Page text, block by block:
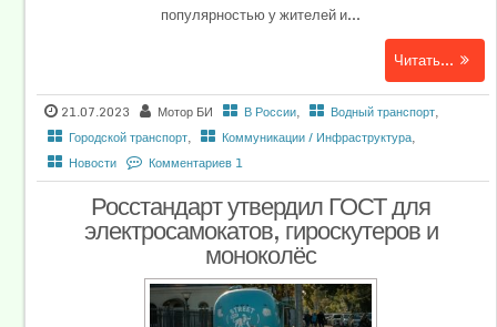
популярностью у жителей и...
Читать...
21.07.2023 Мотор БИ В России, Водный транспорт,
Городской транспорт, Коммуникации / Инфраструктура,
Новости
Комментариев 1
Росстандарт утвердил ГОСТ для
электросамокатов, гироскутеров и
моноколёс